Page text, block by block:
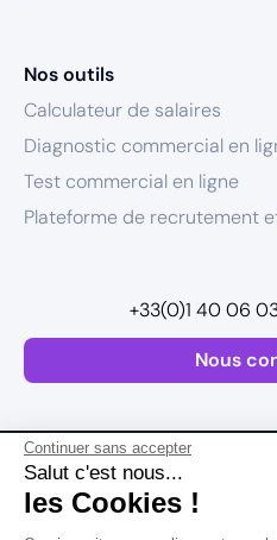
Continuer sans accepter
Salut c'est nous...
les Cookies !
Nos outils
Calculateur de salaires
Diagnostic commercial en
Test commercial en ligne
Plateforme de recrutement
Nous
+33(0)1 40 06